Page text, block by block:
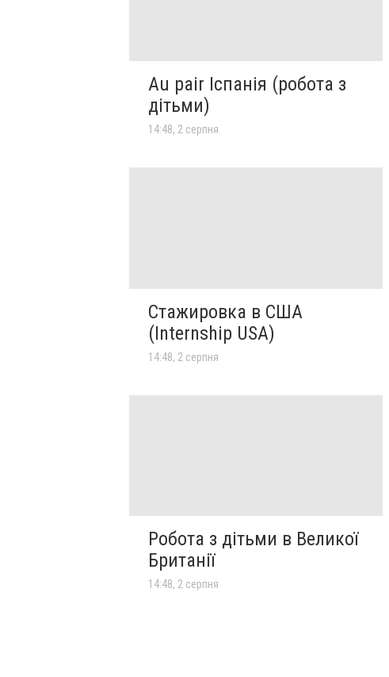
Au pair Іспанія (робота з
дітьми)
14:48, 2 серпня
Стажировка в США
(Internship USA)
14:48, 2 серпня
Робота з дітьми в Великої
Британії
14:48, 2 серпня